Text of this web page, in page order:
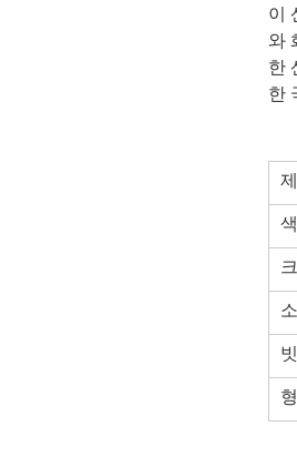
이
와
한
한